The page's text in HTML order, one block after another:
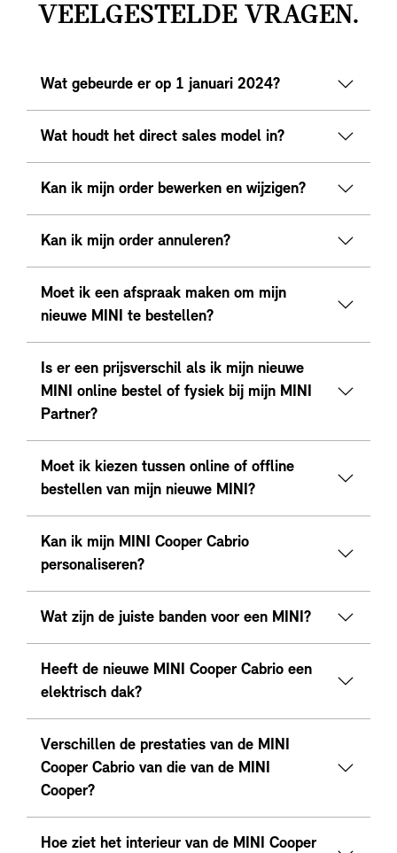
VEELGESTELDE VRAGEN.
Wat gebeurde er op 1 januari 2024?
Wat houdt het direct sales model in?
Kan ik mijn order bewerken en wijzigen?
Kan ik mijn order annuleren?
Moet ik een afspraak maken om mijn
nieuwe MINI te bestellen?
Is er een prijsverschil als ik mijn nieuwe
MINI online bestel of fysiek bij mijn MINI
Partner?
Moet ik kiezen tussen online of offline
bestellen van mijn nieuwe MINI?
Kan ik mijn MINI Cooper Cabrio
personaliseren?
Wat zijn de juiste banden voor een MINI?
Heeft de nieuwe MINI Cooper Cabrio een
elektrisch dak?
Verschillen de prestaties van de MINI
Cooper Cabrio van die van de MINI
Cooper?
Hoe ziet het interieur van de MINI Cooper